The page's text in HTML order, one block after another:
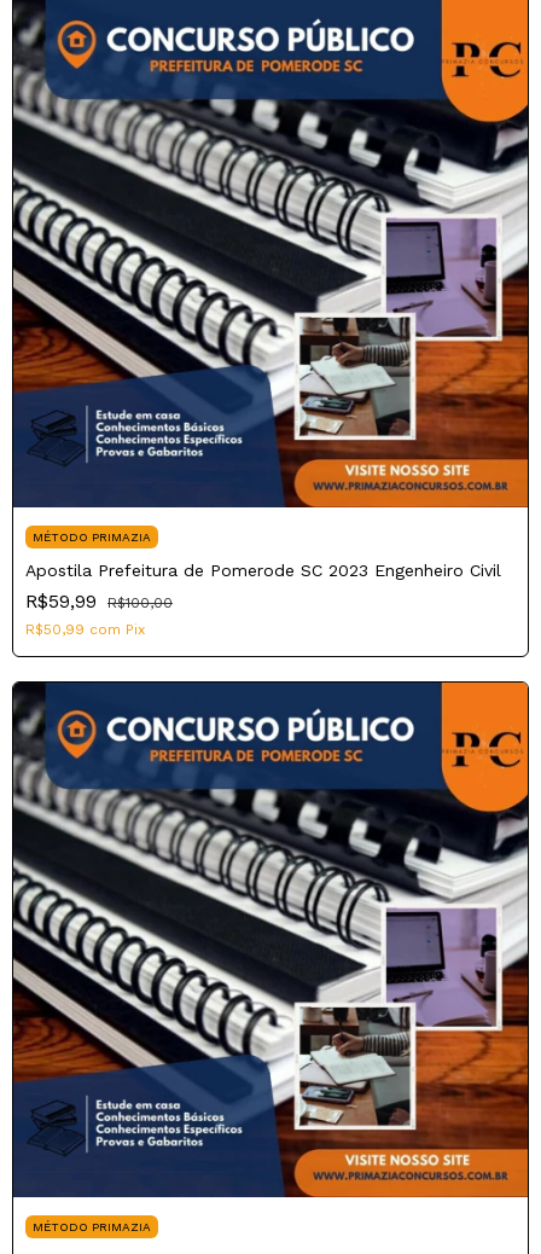
MÉTODO PRIMAZIA
Apostila Prefeitura de Pomerode SC 2023 Engenheiro Civil
R$59,99
R$100,00
R$50,99 com Pix
MÉTODO PRIMAZIA